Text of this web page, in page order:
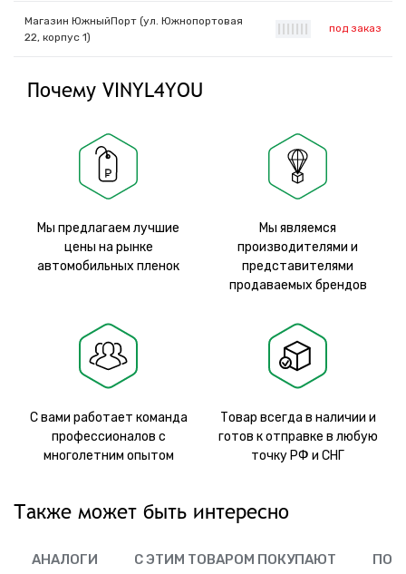
Магазин ЮжныйПорт (ул. Южнопортовая
22, корпус 1)
под заказ
Почему VINYL4YOU
Мы предлагаем лучшие
цены на рынке
автомобильных пленок
Мы являемся
производителями и
представителями
продаваемых брендов
С вами работает команда
профессионалов с
многолетним опытом
Товар всегда в наличии и
готов к отправке в любую
точку РФ и СНГ
Также может быть интересно
АНАЛОГИ С ЭТИМ ТОВАРОМ ПОКУПАЮТ